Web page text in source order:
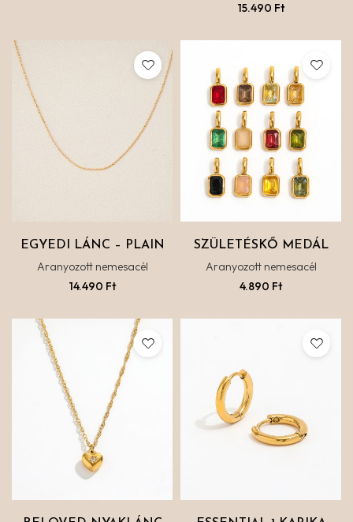
15.490 Ft
EGYEDI LÁNC – PLAIN
Aranyozott nemesacél
14.490 Ft
SZÜLETÉSKŐ MEDÁL
Aranyozott nemesacél
4.890 Ft